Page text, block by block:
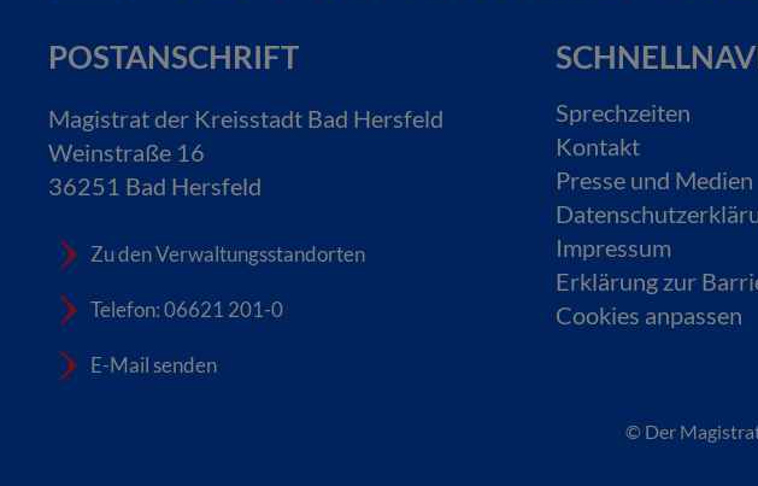
POSTANSCHRIFT
Magistrat der Kreisstadt Bad Hersfeld
Weinstraße 16
36251 Bad Hersfeld
Zu den Verwaltungsstandorten
Telefon: 06621 201-0
E-Mail senden
Sprechzeiten
Kontakt
Presse und Medien
Impressum
Erklärung zur
Cookies anpassen
© Der